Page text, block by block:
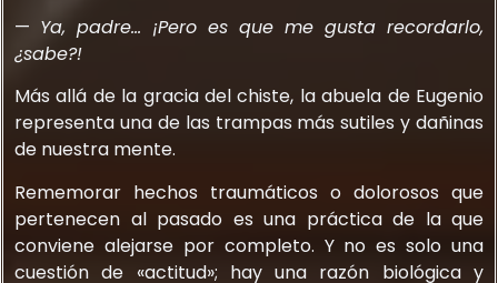
— Ya, padre… ¡Pero es que me gusta recordarlo,
¿sabe?!
Más allá de la gracia del chiste, la abuela de Eugenio
representa una de las trampas más sutiles y dañinas
de nuestra mente.
Rememorar hechos traumáticos o dolorosos que
pertenecen al pasado es una práctica de la que
conviene alejarse por completo. Y no es solo una
cuestión de «actitud»; hay una razón biológica y